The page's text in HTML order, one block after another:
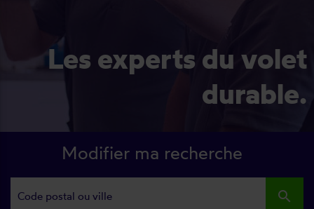
Les experts du volet
durable.
Modifier ma recherche
search